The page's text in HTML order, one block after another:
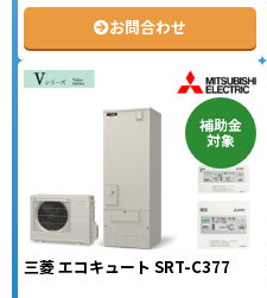
お問合わせ
補助金
対象
三菱 エコキュート SRT-C377